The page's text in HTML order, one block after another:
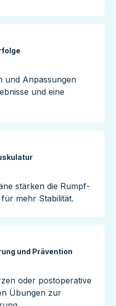
und Anpassungen
und eine
stärken die Rumpf-
mehr Stabilität.
und Prävention
oder postoperative
Übungen zur